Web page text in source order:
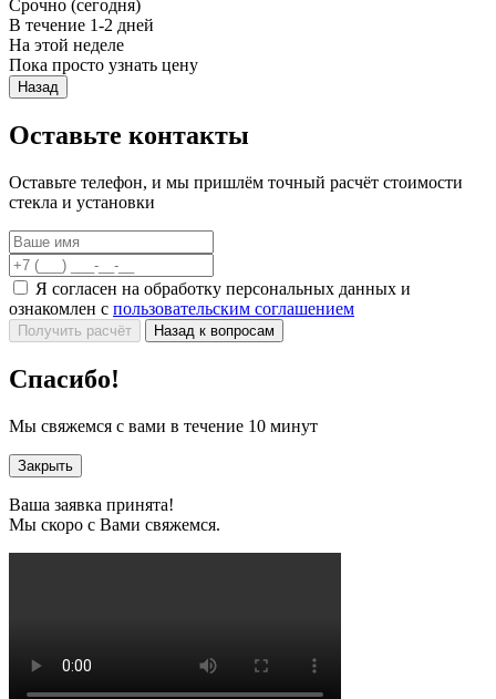
Срочно (сегодня)
В течение 1-2 дней
На этой неделе
Пока просто узнать цену
Назад
Оставьте контакты
Оставьте телефон, и мы пришлём точный расчёт стоимости
стекла и установки
Я согласен на обработку персональных данных и
ознакомлен с пользовательским соглашением
Получить расчёт Назад к вопросам
Спасибо!
Мы свяжемся с вами в течение 10 минут
Закрыть
Ваша заявка принята!
Мы скоро с Вами свяжемся.